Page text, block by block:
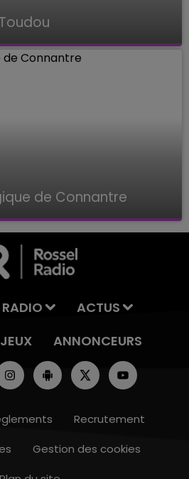
de Connantre
de Connantre
RADIO
ACTUS
JEUX ANNONCEURS
Recrutement
Gestion des cookies